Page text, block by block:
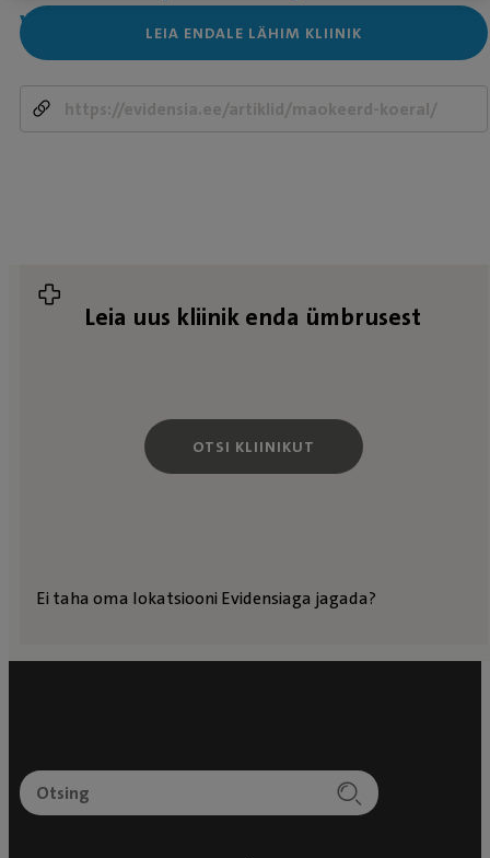
võtmetähtsusega!LEIA ENDALE LÄHIM KLIINIK
-
Leia uus kliinik enda ümbrusest
OTSI KLIINIKUT
Ei taha oma lokatsiooni Evidensiaga jagada?